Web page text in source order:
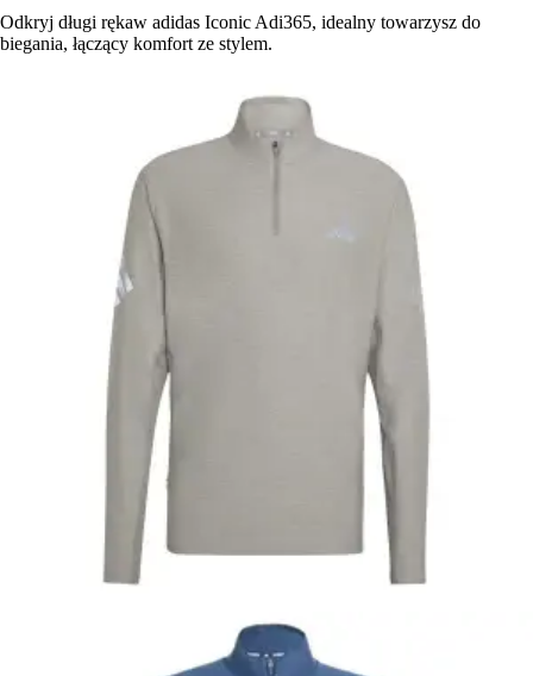
Odkryj długi rękaw adidas Iconic Adi365, idealny towarzysz do
biegania, łączący komfort ze stylem.